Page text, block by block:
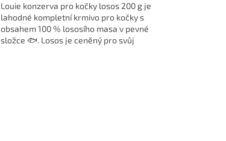
Louie konzerva pro kočky losos 200 g je
lahodné kompletní krmivo pro kočky s
obsahem 100 % lososího masa v pevné
složce 🐟. Losos je ceněný pro svůj